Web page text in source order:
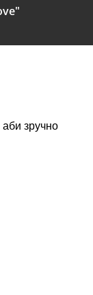
аби зручно